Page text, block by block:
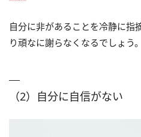
自分に非があることを冷静に指
り頑なに謝らなくなるでしょう。
（2）自分に自信がない